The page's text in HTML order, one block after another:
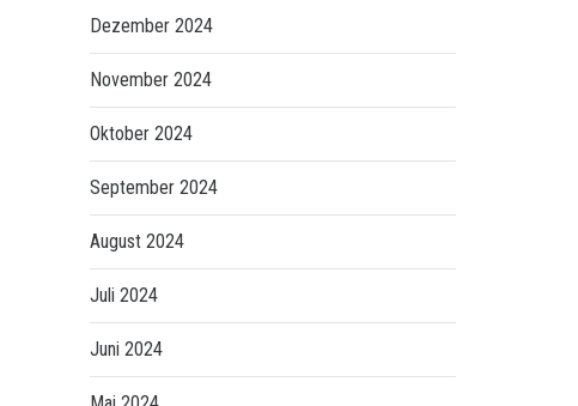
Dezember 2024
November 2024
Oktober 2024
September 2024
August 2024
Juli 2024
Juni 2024